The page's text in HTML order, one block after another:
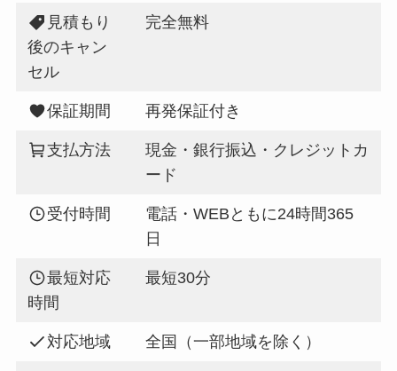
見積もり
後のキャン
セル
完全無料
保証期間 再発保証付き
支払方法
現金・銀行振込・クレジットカ
ード
受付時間
電話・WEBともに24時間365
日
最短対応
時間
最短30分
対応地域 全国（一部地域を除く）